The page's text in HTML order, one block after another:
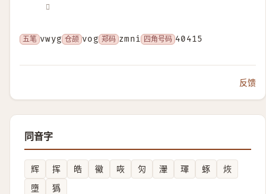
𡠓
五笔 vwyg 仓颉 vog 郑码 zmni 四角号码 40415
反馈
同音字
辉 挥 皓 鰴 咴 灳 瀈 琿 䖶
烣
墮
㺔